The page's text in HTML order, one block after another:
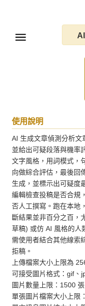
使用說明
AI 生成文章偵測分析文
並給出可疑段落與機率
文字風格，用詞模式，
向做綜合評估，最後回
生成，並標示出可疑度
編輯檢查投稿是否合規
否人工撰寫。跑在本地
斷結果並非百分之百，
草稿) 或仿 AI 風格的人
需使用者結合其他線索
拒稿。
上傳檔案大小上限為
可接受圖片格式：gif、
圖片數量上限：1500 張
單張圖片檔案大小上限